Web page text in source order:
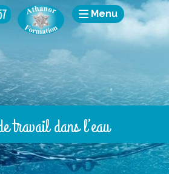
Menu
travail dans l’eau